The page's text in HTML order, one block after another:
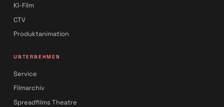
KI-Film
CTV
Produktanimation
UNTERNEHMEN
Service
Filmarchiv
Spreadfilms Theatre